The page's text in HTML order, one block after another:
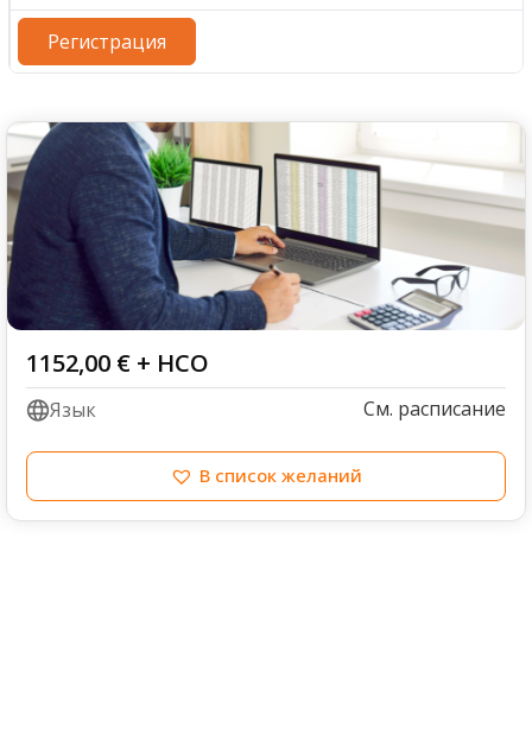
Регистрация
1152,00 € + НСО
Язык См. расписание
В список желаний